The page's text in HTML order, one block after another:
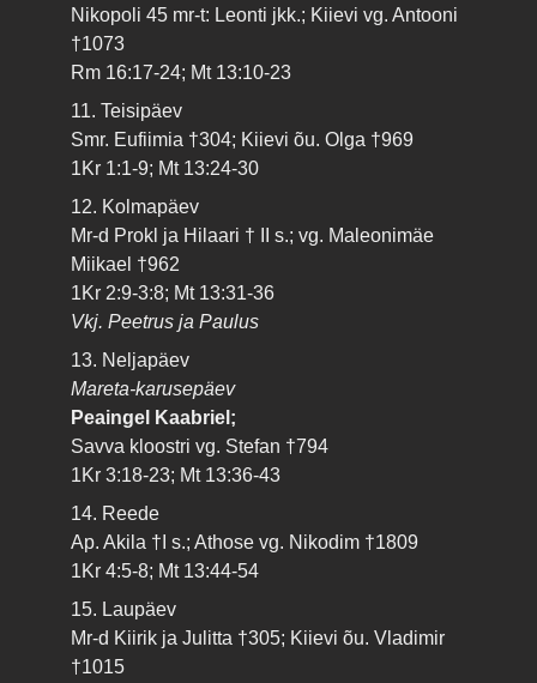
Nikopoli 45 mr-t: Leonti jkk.; Kiievi vg. Antooni
†1073
Rm 16:17-24; Mt 13:10-23
11. Teisipäev
Smr. Eufiimia †304; Kiievi õu. Olga †969
1Kr 1:1-9; Mt 13:24-30
12. Kolmapäev
Mr-d Prokl ja Hilaari † II s.; vg. Maleonimäe
Miikael †962
1Kr 2:9-3:8; Mt 13:31-36
Vkj. Peetrus ja Paulus
13. Neljapäev
Mareta-karusepäev
Peaingel Kaabriel;
Savva kloostri vg. Stefan †794
1Kr 3:18-23; Mt 13:36-43
14. Reede
Ap. Akila †I s.; Athose vg. Nikodim †1809
1Kr 4:5-8; Mt 13:44-54
15. Laupäev
Mr-d Kiirik ja Julitta †305; Kiievi õu. Vladimir
†1015